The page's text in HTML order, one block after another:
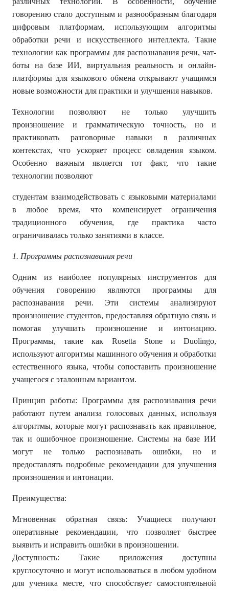
говорению стало доступным и разнообразным благодаря
цифровым платформам, использующим алгоритмы
обработки речи и искусственного интеллекта. Такие
технологии как программы для распознавания речи, чат-
боты на базе ИИ, виртуальная реальность и онлайн-
платформы для языкового обмена открывают учащимся
новые возможности для практики и улучшения навыков.
Технологии позволяют не только улучшить
произношение и грамматическую точность, но и
практиковать разговорные навыки в различных
контекстах, что ускоряет процесс овладения языком.
Особенно важным является тот факт, что такие
технологии позволяют
студентам взаимодействовать с языковыми материалами
в любое время, что компенсирует ограничения
традиционного обучения, где практика часто
ограничивалась только занятиями в классе.
1. Программы распознавания речи
Одним из наиболее популярных инструментов для
обучения говорению являются программы для
распознавания речи. Эти системы анализируют
произношение студентов, предоставляя обратную связь и
помогая улучшать произношение и интонацию.
Программы, такие как Rosetta Stone и Duolingo,
используют алгоритмы машинного обучения и обработки
естественного языка, чтобы сопоставить произношение
учащегося с эталонным вариантом.
Принцип работы: Программы для распознавания речи
работают путем анализа голосовых данных, используя
алгоритмы, которые могут распознавать как правильное,
так и ошибочное произношение. Системы на базе ИИ
могут не только распознавать ошибки, но и
предоставлять подробные рекомендации для улучшения
произношения и интонации.
Преимущества:
Мгновенная обратная связь: Учащиеся получают
оперативные рекомендации, что позволяет быстрее
выявить и исправить ошибки в произношении.
Доступность: Такие приложения доступны
круглосуточно и могут использоваться в любом удобном
для ученика месте, что способствует самостоятельной